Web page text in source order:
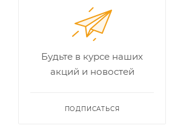
Будьте в курсе наших
акций и новостей
ПОДПИСАТЬСЯ